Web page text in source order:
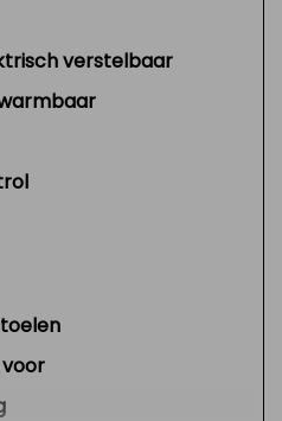
verstelbaar